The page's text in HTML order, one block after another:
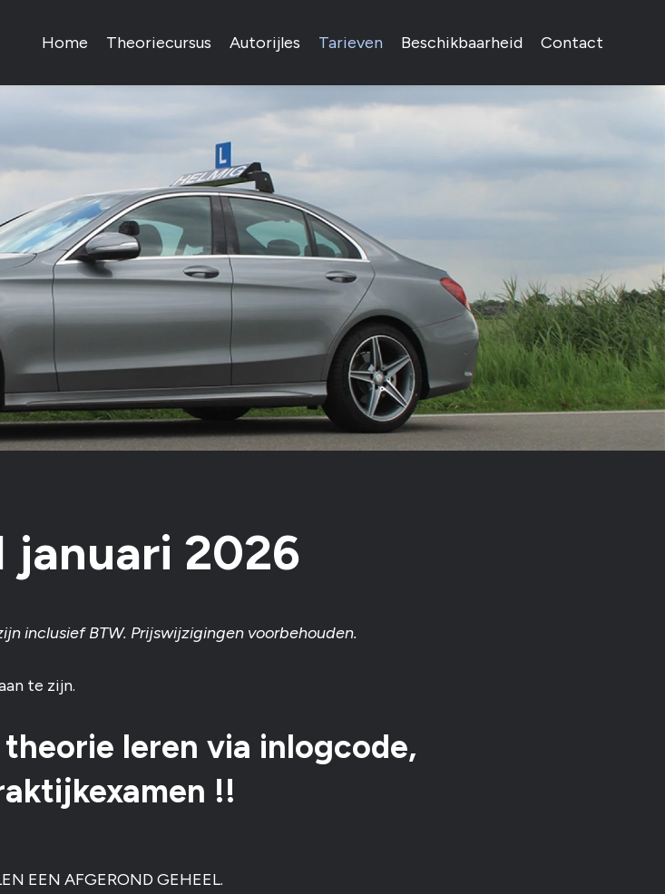
Home Theoriecursus Autorijles Tarieven Beschikbaarheid Contact
januari 2026
inclusief BTW. Prijswijzigingen voorbehouden.
te zijn.
leren via inlogcode,
!!
EEN AFGEROND GEHEEL.